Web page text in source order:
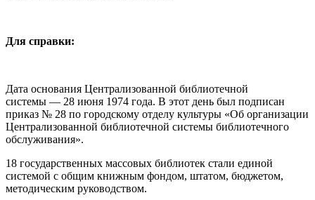
Для справки:
Дата основания Централизованной библиотечной
системы — 28 июня 1974 года. В этот день был подписан
приказ № 28 по городскому отделу культуры «Об организации
Централизованной библиотечной системы библиотечного
обслуживания».
18 государственных массовых библиотек стали единой
системой с общим книжным фондом, штатом, бюджетом,
методическим руководством.